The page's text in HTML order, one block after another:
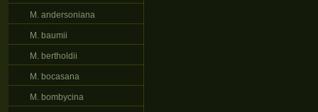
M. andersoniana
M. baumii
M. bertholdii
M. bocasana
M. bombycina